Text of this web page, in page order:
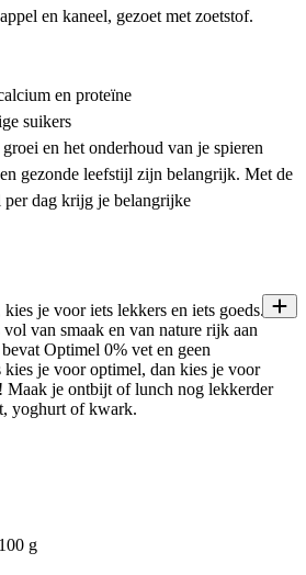
en kaneel, gezoet met zoetstof.
en proteïne
suikers
en het onderhoud van je spieren
gezonde leefstijl zijn belangrijk. Met de
dag krijg je belangrijke
je voor iets lekkers en iets goeds.
van smaak en van nature rijk aan
Optimel 0% vet en geen
kies je voor optimel, dan kies je voor
Maak je ontbijt of lunch nog lekkerder
yoghurt of kwark.
g